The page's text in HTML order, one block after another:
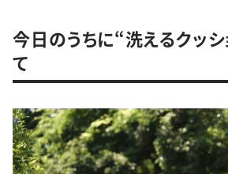
今日のうちに“洗えるクッ
て